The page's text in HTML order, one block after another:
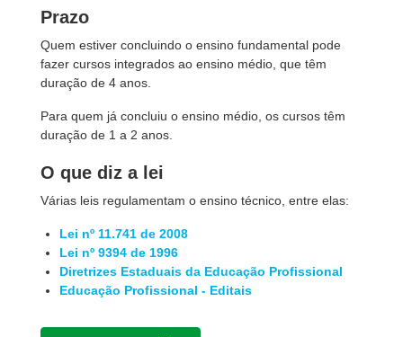
Prazo
Quem estiver concluindo o ensino fundamental pode
fazer cursos integrados ao ensino médio, que têm
duração de 4 anos.
Para quem já concluiu o ensino médio, os cursos têm
duração de 1 a 2 anos.
O que diz a lei
Várias leis regulamentam o ensino técnico, entre elas:
Lei nº 11.741 de 2008
Lei nº 9394 de 1996
Diretrizes Estaduais da Educação Profissional
Educação Profissional - Editais